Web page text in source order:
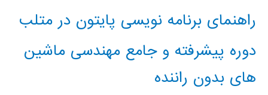
راهنمای برنامه نویسی پایتون در متلب
دوره پیشرفته و جامع مهندسی ماشین
های بدون راننده